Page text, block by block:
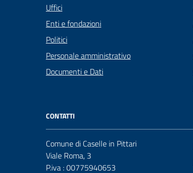
Uffici
Enti e fondazioni
Politici
Personale amministrativo
Documenti e Dati
CONTATTI
Comune di Caselle in Pittari
Viale Roma, 3
P.iva : 00775940653